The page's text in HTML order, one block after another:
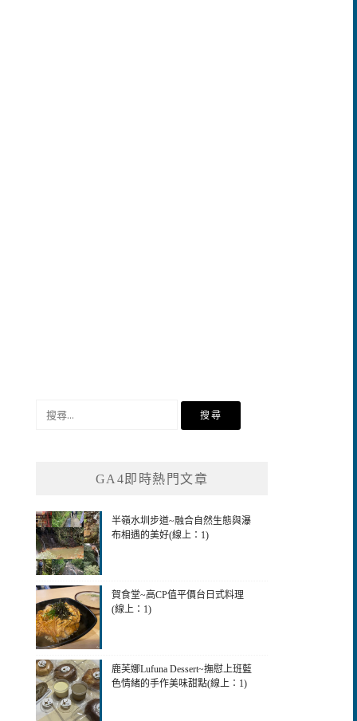
GA4即時熱門文章
半嶺水圳步道~融合自然生態與瀑
布相遇的美好(線上：1)
賀食堂~高CP值平價台日式料理
(線上：1)
鹿芙娜Lufuna Dessert~撫慰上班藍
色情緒的手作美味甜點(線上：1)